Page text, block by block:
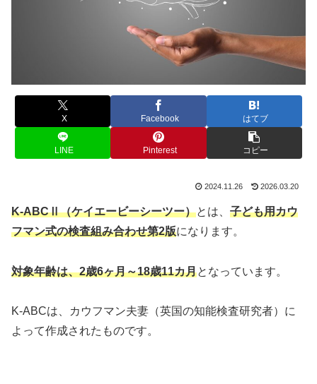
X Facebook はてブ
LINE Pinterest コピー
2024.11.26 2026.03.20
K-ABCⅡ（ケイエービーシーツー）とは、 子ども用カウ
フマン式の検査組み合わせ第2版になります。
対象年齢は、2歳6ヶ月～18歳11カ月となっています。
K-ABCは、カウフマン夫妻（英国の知能検査研究者）に
よって作成されたものです。